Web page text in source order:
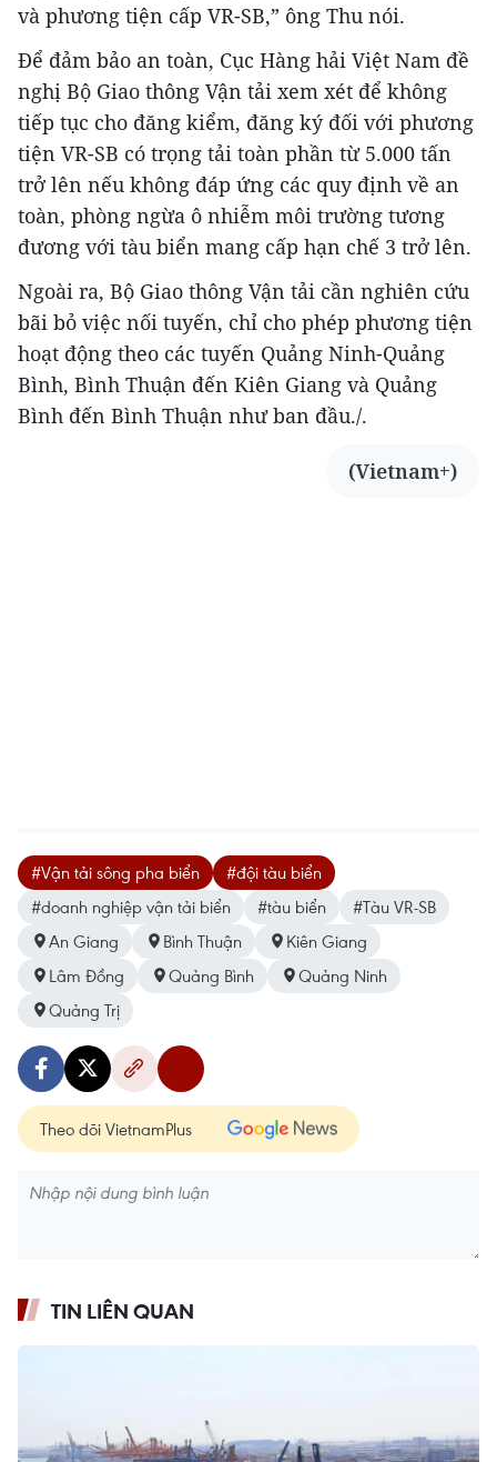
và phương tiện cấp VR-SB,” ông Thu nói.
Để đảm bảo an toàn, Cục Hàng hải Việt Nam đề
nghị Bộ Giao thông Vận tải xem xét để không
tiếp tục cho đăng kiểm, đăng ký đối với phương
tiện VR-SB có trọng tải toàn phần từ 5.000 tấn
trở lên nếu không đáp ứng các quy định về an
toàn, phòng ngừa ô nhiễm môi trường tương
đương với tàu biển mang cấp hạn chế 3 trở lên.
Ngoài ra, Bộ Giao thông Vận tải cần nghiên cứu
bãi bỏ việc nối tuyến, chỉ cho phép phương tiện
hoạt động theo các tuyến Quảng Ninh-Quảng
Bình, Bình Thuận đến Kiên Giang và Quảng
Bình đến Bình Thuận như ban đầu./.
(Vietnam+)
#Vận tải sông pha biển
#đội tàu biển
#doanh nghiệp vận tải biển
#tàu biển
#Tàu VR-SB
An Giang
Bình Thuận
Kiên Giang
Lâm Đồng
Quảng Bình
Quảng Ninh
Quảng Trị
Theo dõi VietnamPlus
TIN LIÊN QUAN